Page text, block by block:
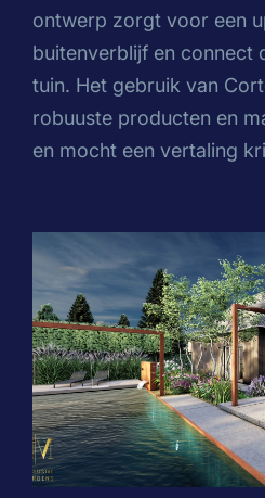
ontwerp zorgt voor een
buitenverblijf en connect
tuin. Het gebruik van
robuuste producten en
en mocht een vertaling